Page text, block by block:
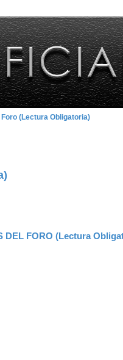
(Lectura Obligatoria)
DEL FORO (Lectura